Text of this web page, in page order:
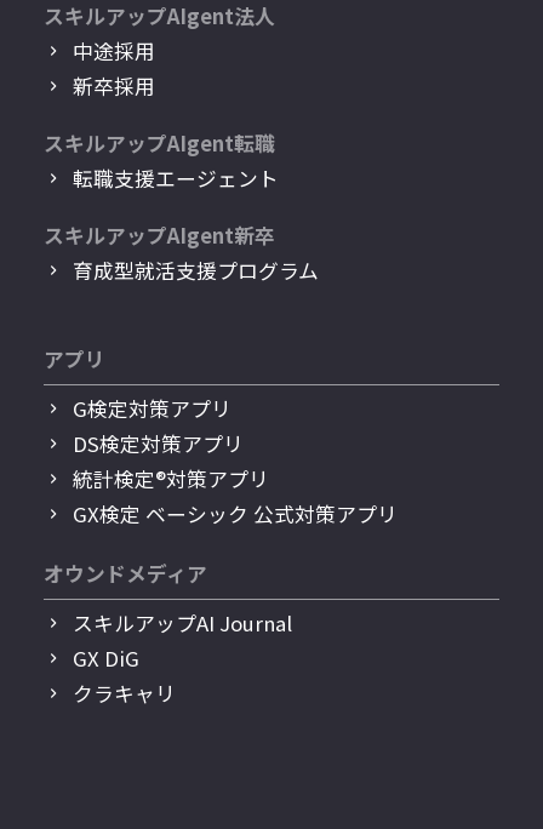
スキルアップAIgent法人
中途採用
新卒採用
スキルアップAIgent転職
転職支援エージェント
スキルアップAIgent新卒
育成型就活支援プログラム
アプリ
G検定対策アプリ
DS検定対策アプリ
統計検定®︎対策アプリ
GX検定 ベーシック 公式対策アプリ
オウンドメディア
スキルアップAI Journal
GX DiG
クラキャリ